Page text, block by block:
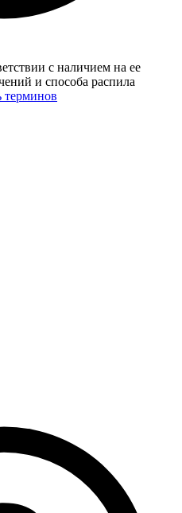
с наличием на ее
и способа распила
терминов